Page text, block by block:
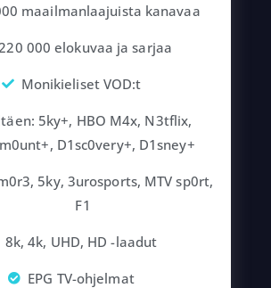
maailmanlaajuista kanavaa
000 elokuvaa ja sarjaa
Monikieliset VOD:t
5ky+, HBO M4x, N3tflix,
D1sc0very+, D1sney+
5ky, 3urosports, MTV sp0rt,
F1
8k, 4k, UHD, HD -laadut
EPG TV-ohjelmat